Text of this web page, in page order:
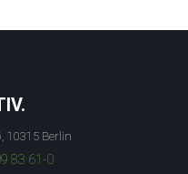
10315 Berlin
83 61-0